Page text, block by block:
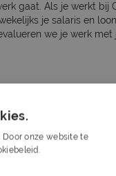
gaat. Als je werkt bij
je salaris en
we je werk
Nu solliciteren
onze website te